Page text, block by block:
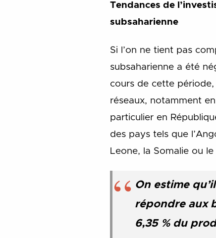
Tendances de
subsaharienne
Si l’on ne tient pas
subsaharienne a été
cours de cette
réseaux, notamment
particulier en
des pays tels que
Leone, la Somalie ou
On estime
répondre aux
6,35 % du